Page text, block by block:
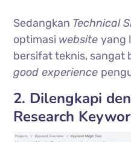
Sedangkan Technical
optimasi websiteyang
bersifat teknis, sangat
good experience
2. Dilengkapi
Research